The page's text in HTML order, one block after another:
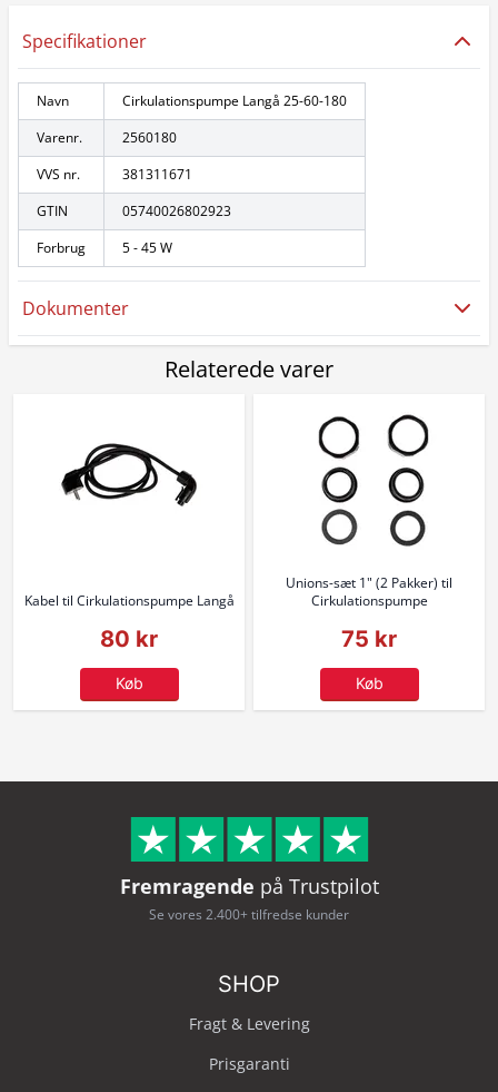
Specifikationer
Navn
Cirkulationspumpe Langå 25-60-180
Varenr.
2560180
VVS nr.
381311671
GTIN
05740026802923
Forbrug
5 - 45 W
Dokumenter
Relaterede varer
Kabel til Cirkulationspumpe Langå
80 kr
Køb
Unions-sæt 1" (2 Pakker) til
Cirkulationspumpe
75 kr
Køb
Fremragende på Trustpilot
Se vores 2.400+ tilfredse kunder
SHOP
Fragt & Levering
Prisgaranti